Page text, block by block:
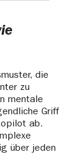
die
zu
mentale
Griff
ab.
über jeden